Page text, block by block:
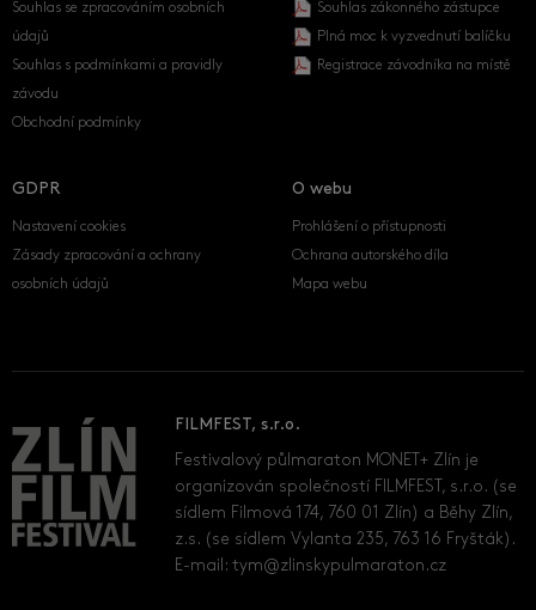
Souhlas se zpracováním osobních
údajů
Souhlas s podmínkami a pravidly
závodu
Obchodní podmínky
Souhlas zákonného zástupce
Plná moc k vyzvednutí balíčku
Registrace závodníka na místě
GDPR
Nastavení cookies
Zásady zpracování a ochrany
osobních údajů
O webu
Prohlášení o přístupnosti
Ochrana autorského díla
Mapa webu
FILMFEST, s.r.o.
Festivalový půlmaraton MONET+ Zlín je
organizován společností FILMFEST, s.r.o. (se
sídlem Filmová 174, 760 01 Zlín) a Běhy Zlín,
z.s. (se sídlem Vylanta 235, 763 16 Fryšták).
E-mail:tym@zlinskypulmaraton.cz